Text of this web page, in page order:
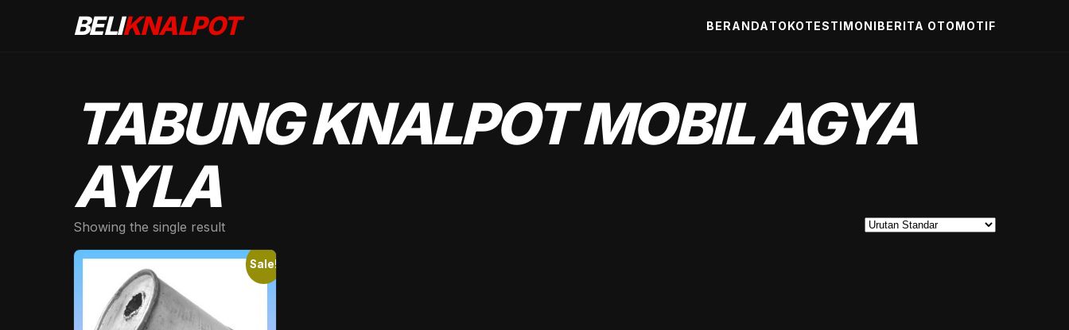
BELIKNALPOT BERANDATOKOTESTIMONIBERITA OTOMOTIF
TABUNG KNALPOT MOBIL AGYA
AYLA
Showing the single result
Sale!